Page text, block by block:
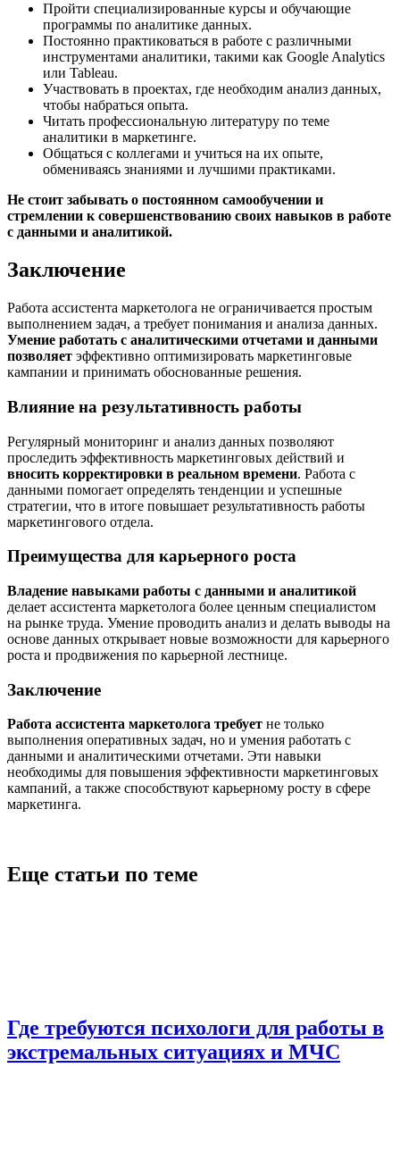
Пройти специализированные курсы и обучающие
программы по аналитике данных.
Постоянно практиковаться в работе с различными
инструментами аналитики, такими как Google Analytics
или Tableau.
Участвовать в проектах, где необходим анализ данных,
чтобы набраться опыта.
Читать профессиональную литературу по теме
аналитики в маркетинге.
Общаться с коллегами и учиться на их опыте,
обмениваясь знаниями и лучшими практиками.
Не стоит забывать о постоянном самообучении и
стремлении к совершенствованию своих навыков в работе
с данными и аналитикой.
Заключение
Работа ассистента маркетолога не ограничивается простым
выполнением задач, а требует понимания и анализа данных.
Умение работать с аналитическими отчетами и данными
позволяет эффективно оптимизировать маркетинговые
кампании и принимать обоснованные решения.
Влияние на результативность работы
Регулярный мониторинг и анализ данных позволяют
проследить эффективность маркетинговых действий и
вносить корректировки в реальном времени. Работа с
данными помогает определять тенденции и успешные
стратегии, что в итоге повышает результативность работы
маркетингового отдела.
Преимущества для карьерного роста
Владение навыками работы с данными и аналитикой
делает ассистента маркетолога более ценным специалистом
на рынке труда. Умение проводить анализ и делать выводы на
основе данных открывает новые возможности для карьерного
роста и продвижения по карьерной лестнице.
Заключение
Работа ассистента маркетолога требует не только
выполнения оперативных задач, но и умения работать с
данными и аналитическими отчетами. Эти навыки
необходимы для повышения эффективности маркетинговых
кампаний, а также способствуют карьерному росту в сфере
маркетинга.
Еще статьи по теме
Где требуются психологи для работы в
экстремальных ситуациях и МЧС